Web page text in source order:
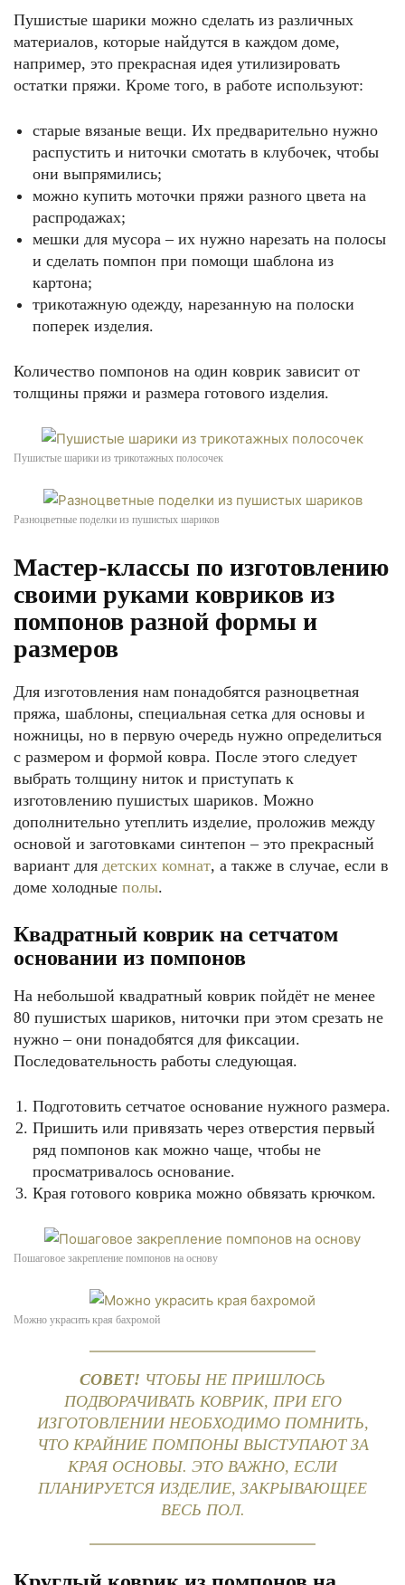
Пушистые шарики можно сделать из различных
материалов, которые найдутся в каждом доме,
например, это прекрасная идея утилизировать
остатки пряжи. Кроме того, в работе используют:
старые вязаные вещи. Их предварительно нужно
распустить и ниточки смотать в клубочек, чтобы
они выпрямились;
можно купить моточки пряжи разного цвета на
распродажах;
мешки для мусора – их нужно нарезать на полосы
и сделать помпон при помощи шаблона из
картона;
трикотажную одежду, нарезанную на полоски
поперек изделия.
Количество помпонов на один коврик зависит от
толщины пряжи и размера готового изделия.
Пушистые шарики из трикотажных полосочек
Разноцветные поделки из пушистых шариков
Мастер-классы по изготовлению
своими руками ковриков из
помпонов разной формы и
размеров
Для изготовления нам понадобятся разноцветная
пряжа, шаблоны, специальная сетка для основы и
ножницы, но в первую очередь нужно определиться
с размером и формой ковра. После этого следует
выбрать толщину ниток и приступать к
изготовлению пушистых шариков. Можно
дополнительно утеплить изделие, проложив между
основой и заготовками синтепон – это прекрасный
вариант для детских комнат, а также в случае, если в
доме холодные полы.
Квадратный коврик на сетчатом
основании из помпонов
На небольшой квадратный коврик пойдёт не менее
80 пушистых шариков, ниточки при этом срезать не
нужно – они понадобятся для фиксации.
Последовательность работы следующая.
Подготовить сетчатое основание нужного размера.
Пришить или привязать через отверстия первый
ряд помпонов как можно чаще, чтобы не
просматривалось основание.
Края готового коврика можно обвязать крючком.
Пошаговое закрепление помпонов на основу
Можно украсить края бахромой
СОВЕТ! ЧТОБЫ НЕ ПРИШЛОСЬ
ПОДВОРАЧИВАТЬ КОВРИК, ПРИ ЕГО
ИЗГОТОВЛЕНИИ НЕОБХОДИМО ПОМНИТЬ,
ЧТО КРАЙНИЕ ПОМПОНЫ ВЫСТУПАЮТ ЗА
КРАЯ ОСНОВЫ. ЭТО ВАЖНО, ЕСЛИ
ПЛАНИРУЕТСЯ ИЗДЕЛИЕ, ЗАКРЫВАЮЩЕЕ
ВЕСЬ ПОЛ.